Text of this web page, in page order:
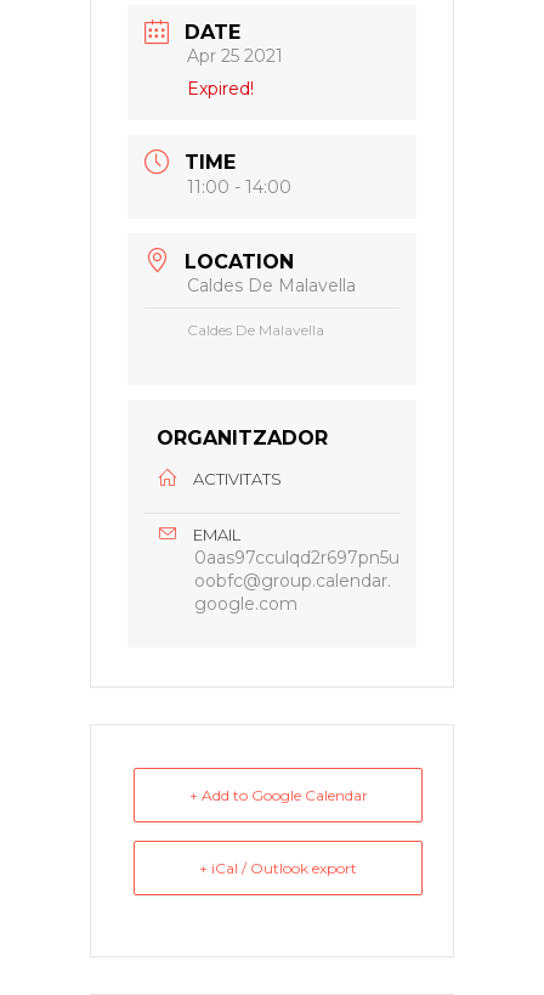
DATE
Apr 25 2021
Expired!
TIME
11:00 - 14:00
LOCATION
Caldes De Malavella
Caldes De Malavella
ORGANITZADOR
ACTIVITATS
EMAIL
0aas97cculqd2r697pn5u
oobfc@group.calendar.
google.com
+ Add to Google Calendar
+ iCal / Outlook export